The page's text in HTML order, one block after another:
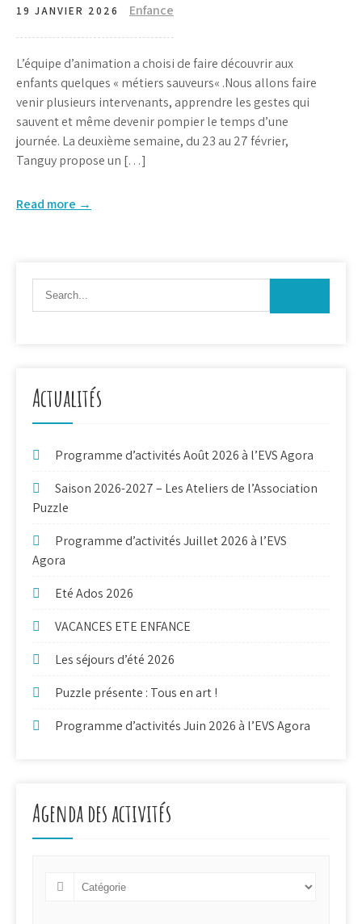
19 JANVIER 2026 Enfance
L’équipe d’animation a choisi de faire découvrir aux
enfants quelques « métiers sauveurs« .Nous allons faire
venir plusieurs intervenants, apprendre les gestes qui
sauvent et même devenir pompier le temps d’une
journée. La deuxième semaine, du 23 au 27 février,
Tanguy propose un […]
Read more →
Actualités
Programme d’activités Août 2026 à l’EVS Agora
Saison 2026-2027 – Les Ateliers de l’Association
Puzzle
Programme d’activités Juillet 2026 à l’EVS
Agora
Eté Ados 2026
VACANCES ETE ENFANCE
Les séjours d’été 2026
Puzzle présente : Tous en art !
Programme d’activités Juin 2026 à l’EVS Agora
Agenda des activités